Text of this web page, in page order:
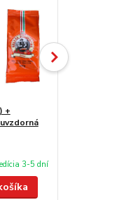
+
3-5 dní